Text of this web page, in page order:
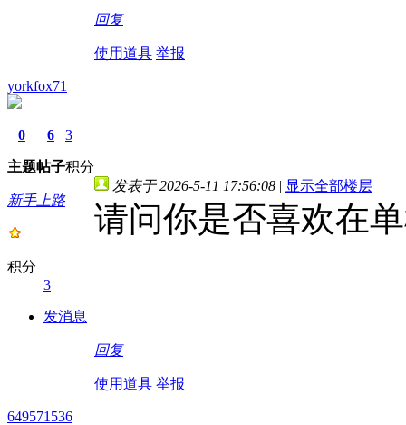
回复
使用道具 举报
yorkfox71
0
主题
6
帖子
3
积分
新手上路
积分
3
发消息
发表于 2026-5-11 17:56:08 | 显示全部楼层
请问你是否喜欢在
回复
使用道具 举报
649571536